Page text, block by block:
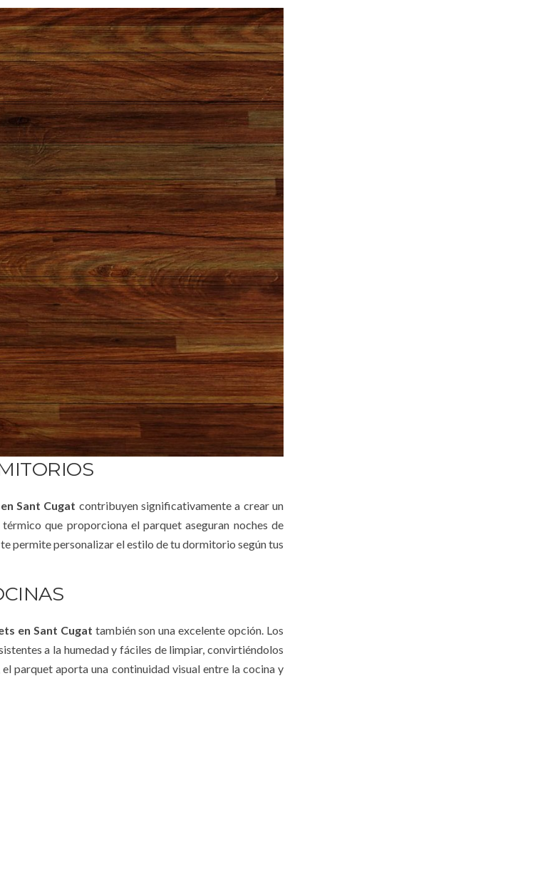
Sant Cugat contribuyen significativamente a crear un
que proporciona el parquet aseguran noches de
permite personalizar el estilo de tu dormitorio según tus
en Sant Cugat también son una excelente opción. Los
a la humedad y fáciles de limpiar, convirtiéndolos
parquet aporta una continuidad visual entre la cocina y